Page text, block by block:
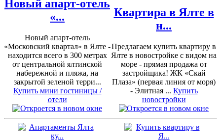
Новый апарт-отель
«...
Новый апарт-отель
«Московский квартал» в Ялте -
находится всего в 300 метрах
от центральной ялтинской
набережной и пляжа, на
закрытой зеленой терри...
Купить мини гостиницы /
отели
Квартира в Ялте в
н...
Предлагаем купить квартиру в
Ялте в новостройке с видом на
море - прямая продажа от
застройщика! ЖК «Скай
Плаза» (первая линия от моря)
- Элитная ... Купить
новостройки